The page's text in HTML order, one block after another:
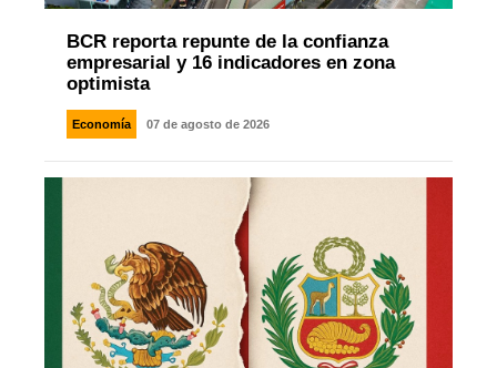
BCR reporta repunte de la confianza
empresarial y 16 indicadores en zona
optimista
Economía 07 de agosto de 2026